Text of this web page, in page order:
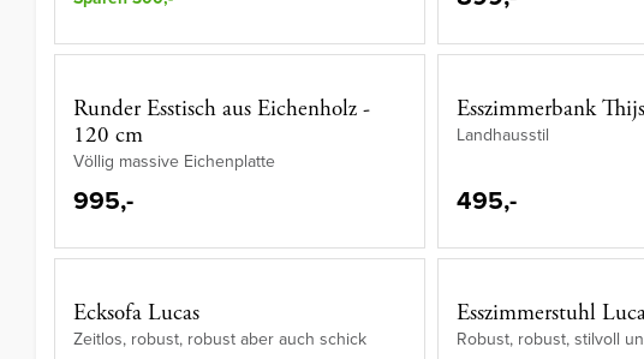
Runder Esstisch aus Eichenholz -
120 cm
Völlig massive Eichenplatte
995,-
Esszimmerbank Thijs
Landhausstil
495,-
Ecksofa Lucas
Zeitlos, robust, robust aber auch schick
Esszimmerstuhl
Robust, robust, stilvoll